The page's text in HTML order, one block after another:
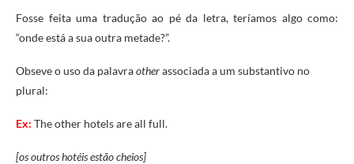
Fosse feita uma tradução ao pé da letra, teríamos algo como:
“onde está a sua outra metade?”.
Obseve o uso da palavraotherassociada a um substantivo no
plural:
Ex: The other hotels are all full.
[os outros hotéis estão cheios]